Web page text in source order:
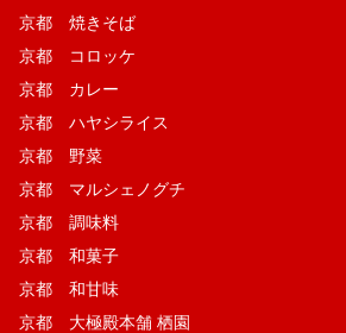
京都 焼きそば
京都 コロッケ
京都 カレー
京都 ハヤシライス
京都 野菜
京都 マルシェノグチ
京都 調味料
京都 和菓子
京都 和甘味
京都 大極殿本舗 栖園